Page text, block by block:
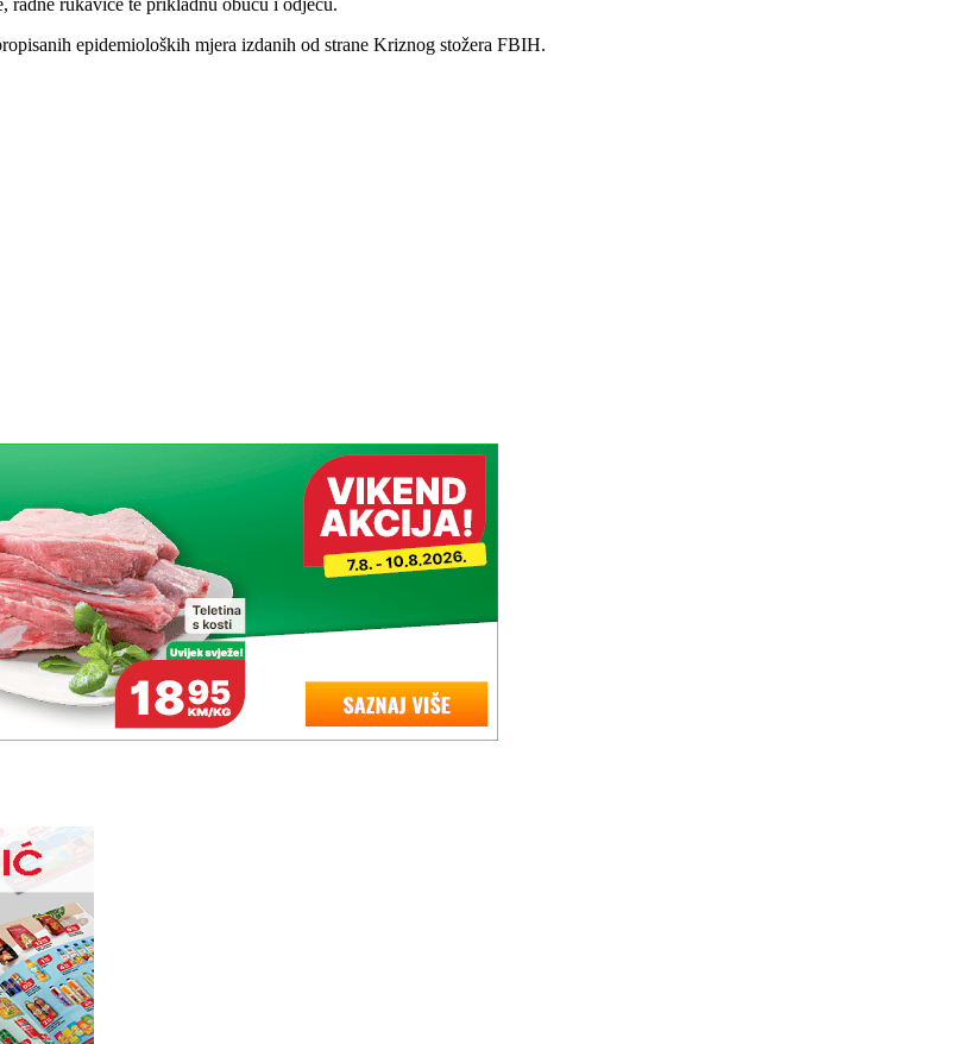
epidemioloških mjera izdanih od strane Kriznog stožera FBIH.